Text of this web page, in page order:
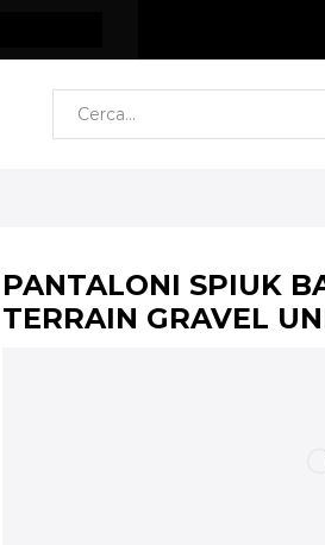
Spedizione
PANTALONI SPIUK
TERRAIN GRAVEL